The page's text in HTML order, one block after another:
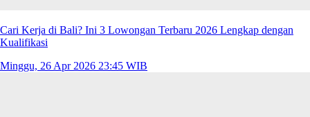
Cari Kerja di Bali? Ini 3 Lowongan Terbaru 2026 Lengkap dengan
Kualifikasi
Minggu, 26 Apr 2026 23:45 WIB